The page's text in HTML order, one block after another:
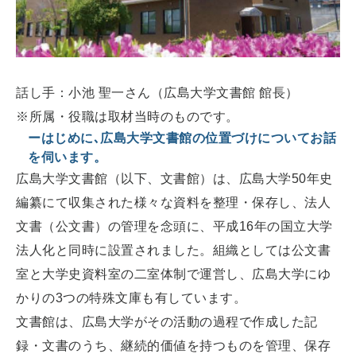
話し手：小池 聖一さん（広島大学文書館 館長）
※所属・役職は取材当時のものです。
ーはじめに､広島大学文書館の位置づけについてお話
を伺います。
広島大学文書館（以下、文書館）は、広島大学50年史
編纂にて収集された様々な資料を整理・保存し、法人
文書（公文書）の管理を念頭に、平成16年の国立大学
法人化と同時に設置されました。組織としては公文書
室と大学史資料室の二室体制で運営し、広島大学にゆ
かりの3つの特殊文庫も有しています。
文書館は、広島大学がその活動の過程で作成した記
録・文書のうち、継続的価値を持つものを管理、保存